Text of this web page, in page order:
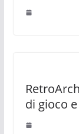
di gioco